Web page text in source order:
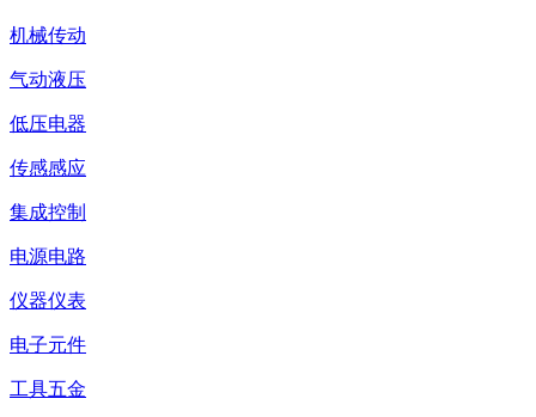
机械传动
气动液压
低压电器
传感感应
集成控制
电源电路
仪器仪表
电子元件
工具五金